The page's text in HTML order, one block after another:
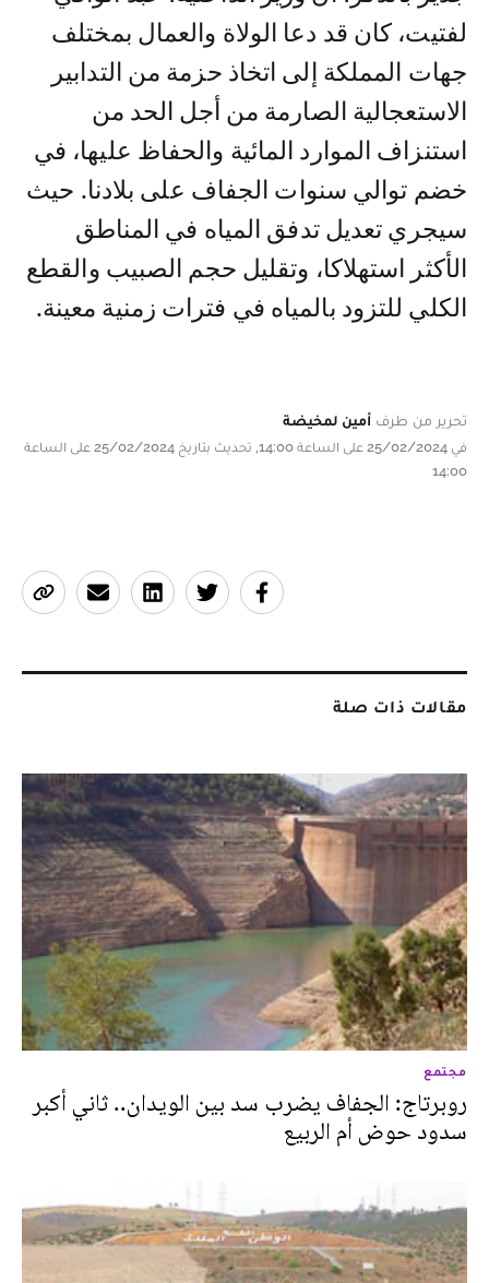
لفتيت، كان قد دعا الولاة والعمال بمختلف
جهات المملكة إلى اتخاذ حزمة من التدابير
الاستعجالية الصارمة من أجل الحد من
استنزاف الموارد المائية والحفاظ عليها، في
خضم توالي سنوات الجفاف على بلادنا. حيث
سيجري تعديل تدفق المياه في المناطق
الأكثر استهلاكا، وتقليل حجم الصبيب والقطع
الكلي للتزود بالمياه في فترات زمنية معينة.
تحرير من طرف أمين لمخيضة
في 25/02/2024 على الساعة 14:00, تحديث بتاريخ 25/02/2024 على الساعة
14:00
مقالات ذات صلة
مجتمع
روبرتاج: الجفاف يضرب سد بين الويدان.. ثاني أكبر
سدود حوض أم الربيع